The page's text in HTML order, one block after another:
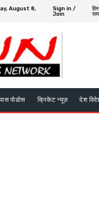
August 8,
Sign in /
Join
पास पोडोस क्रिकेट न्यूज़ देश